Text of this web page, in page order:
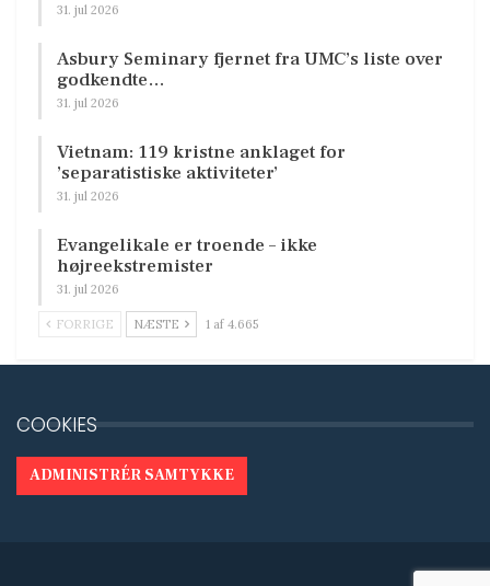
31. jul 2026
Asbury Seminary fjernet fra UMC’s liste over
godkendte…
31. jul 2026
Vietnam: 119 kristne anklaget for
’separatistiske aktiviteter’
31. jul 2026
Evangelikale er troende – ikke
højreekstremister
31. jul 2026
FORRIGE NÆSTE 1 af 4.665
COOKIES
ADMINISTRÉR SAMTYKKE